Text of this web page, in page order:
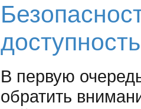
доступность
В первую
обратить